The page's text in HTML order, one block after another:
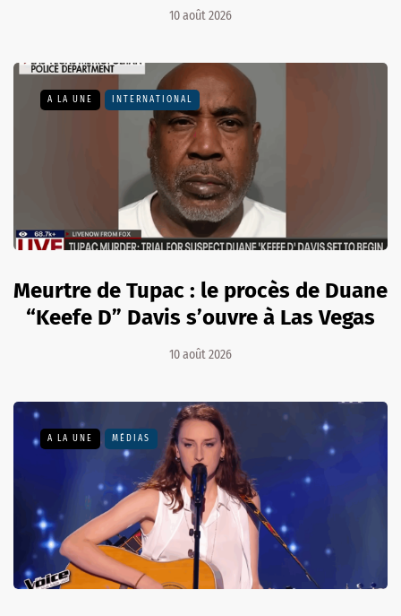
10 août 2026
A LA UNE INTERNATIONAL
Meurtre de Tupac : le procès de Duane
“Keefe D” Davis s’ouvre à Las Vegas
10 août 2026
A LA UNE MÉDIAS